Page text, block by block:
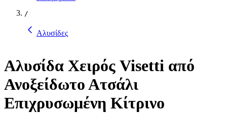
/
Αλυσίδες
Αλυσίδα Χειρός Visetti από
Ανοξείδωτο Ατσάλι
Επιχρυσωμένη Κίτρινο